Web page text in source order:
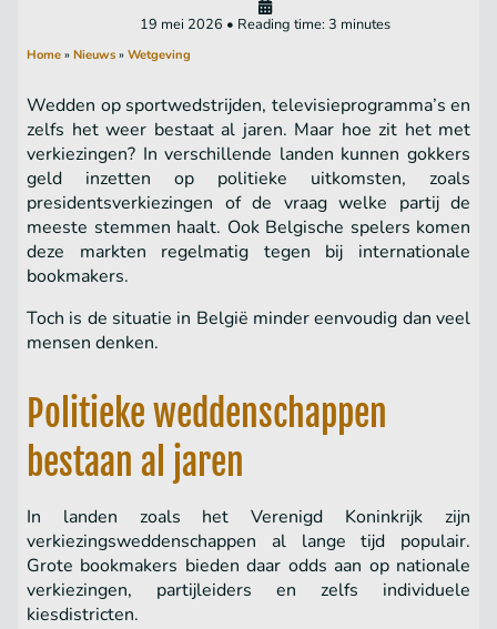
19 mei 2026 • Reading time: 3 minutes
Home » Nieuws » Wetgeving
Wedden op sportwedstrijden, televisieprogramma’s en
zelfs het weer bestaat al jaren. Maar hoe zit het met
verkiezingen? In verschillende landen kunnen gokkers
geld inzetten op politieke uitkomsten, zoals
presidentsverkiezingen of de vraag welke partij de
meeste stemmen haalt. Ook Belgische spelers komen
deze markten regelmatig tegen bij internationale
bookmakers.
Toch is de situatie in België minder eenvoudig dan veel
mensen denken.
Politieke weddenschappen
bestaan al jaren
In landen zoals het Verenigd Koninkrijk zijn
verkiezingsweddenschappen al lange tijd populair.
Grote bookmakers bieden daar odds aan op nationale
verkiezingen, partijleiders en zelfs individuele
kiesdistricten.